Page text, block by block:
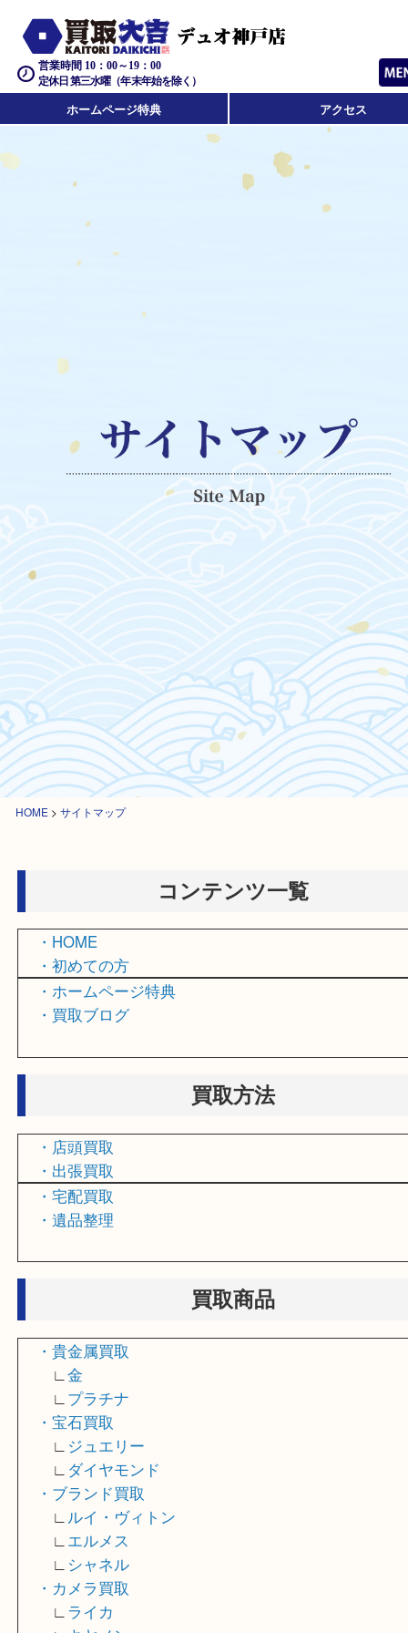
営業時間 10：00～19：00
定休日 第三水曜（年末年始を除く）
ホームページ特典 アクセス
HOME
・HOME
・ホームページ特典
買取方法
・店頭買取
・出張買取
・貴金属買取
∟金
∟プラチナ
・宝石買取
∟ジュエリー
∟ ダイヤモンド
・ブランド買取